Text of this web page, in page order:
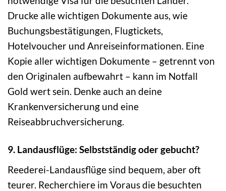
Drucke alle wichtigen Dokumente aus, wie
Buchungsbestätigungen, Flugtickets,
Hotelvoucher und Anreiseinformationen. Eine
Kopie aller wichtigen Dokumente – getrennt von
den Originalen aufbewahrt – kann im Notfall
Gold wert sein. Denke auch an deine
Krankenversicherung und eine
Reiseabbruchversicherung.
9. Landausflüge: Selbstständig oder gebucht?
Reederei-Landausflüge sind bequem, aber oft
teurer. Recherchiere im Voraus die besuchten